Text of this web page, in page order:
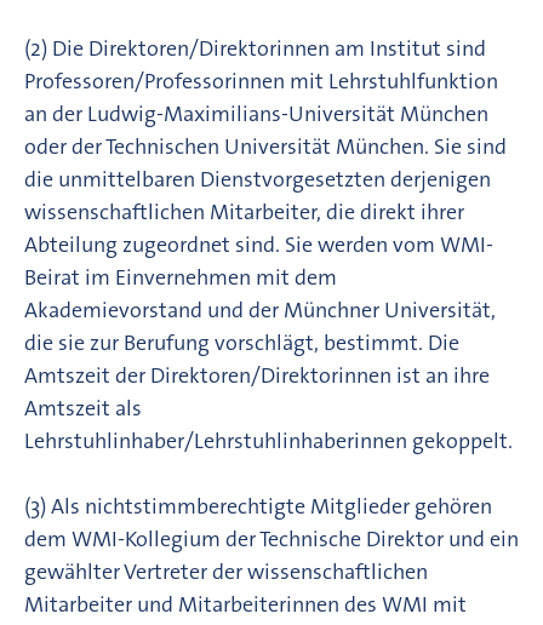
(2) Die Direktoren/Direktorinnen am Institut sind
Professoren/Professorinnen mit Lehrstuhlfunktion
an der Ludwig-Maximilians-Universität München
oder der Technischen Universität München. Sie sind
die unmittelbaren Dienstvorgesetzten derjenigen
wissenschaftlichen Mitarbeiter, die direkt ihrer
Abteilung zugeordnet sind. Sie werden vom WMI-
Beirat im Einvernehmen mit dem
Akademievorstand und der Münchner Universität,
die sie zur Berufung vorschlägt, bestimmt. Die
Amtszeit der Direktoren/Direktorinnen ist an ihre
Amtszeit als
Lehrstuhlinhaber/Lehrstuhlinhaberinnen gekoppelt.
(3) Als nichtstimmberechtigte Mitglieder gehören
dem WMI-Kollegium der Technische Direktor und ein
gewählter Vertreter der wissenschaftlichen
Mitarbeiter und Mitarbeiterinnen des WMI mit